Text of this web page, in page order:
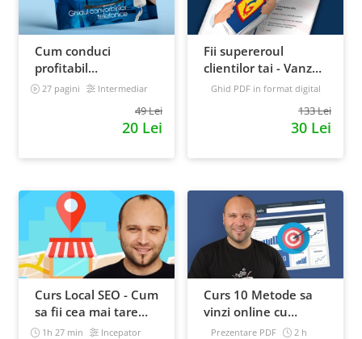
Cum conduci
profitabil
convorbirile
27 pagini Intermediar
49 Lei
20 Lei
Fii supereroul
clientilor tai - Vanzari
pe pilot automat
Ghid PDF in format digital
133 Lei
30 Lei
Curs Local SEO - Cum
sa fii cea mai tare
afacere din orasul
1h 27 min Incepator
Curs 10 Metode sa
vinzi online cu
Facebook
Prezentare PDF
2 h